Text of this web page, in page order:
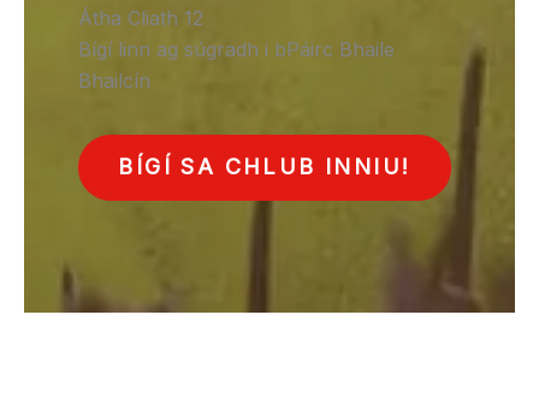
Átha Cliath 12
Bígí linn ag súgradh i bPáirc Bhaile
Bhailcín
BÍGÍ SA CHLUB INNIU!